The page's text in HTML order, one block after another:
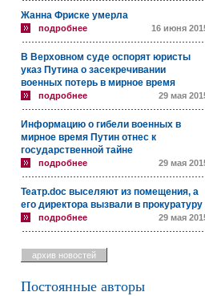
Жанна Фриске умерла
подробнее 16 июня
В Верховном суде оспорят юристы
указ Путина о засекречивании
военных потерь в мирное время
подробнее 29 мая
Информацию о гибели военных в
мирное время Путин отнес к
государственной тайне
подробнее 29 мая
Театр.doc выселяют из помещения, а
его директора вызвали в прокуратуру
подробнее 29 мая
архив новостей
Постоянные авторы